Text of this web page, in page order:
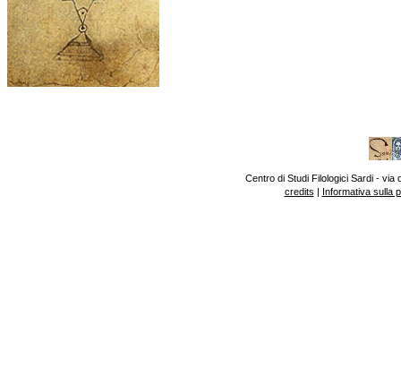
Centro di Studi Filologici Sardi - via
credits | Informativa sulla